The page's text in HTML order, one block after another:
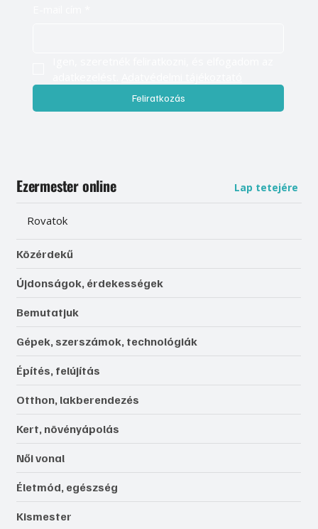
Feliratkozás
Ezermester online Lap tetejére
Rovatok
Közérdekű
Újdonságok, érdekességek
Bemutatjuk
Gépek, szerszámok, technológiák
Építés, felújítás
Otthon, lakberendezés
Kert, növényápolás
Női vonal
Életmód, egészség
Kismester